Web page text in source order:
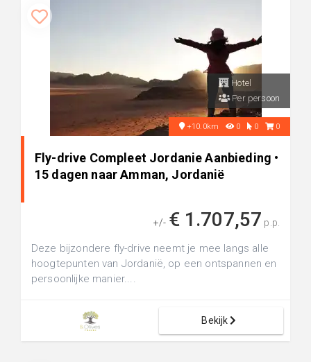
Hotel
Per persoon
+10.0km 0 0 0
Fly-drive Compleet Jordanie Aanbieding •
15 dagen naar Amman, Jordanië
+/- € 1.707,57 p.p.
Deze bijzondere fly-drive neemt je mee langs alle
hoogtepunten van Jordanië, op een ontspannen en
persoonlijke manier....
Bekijk